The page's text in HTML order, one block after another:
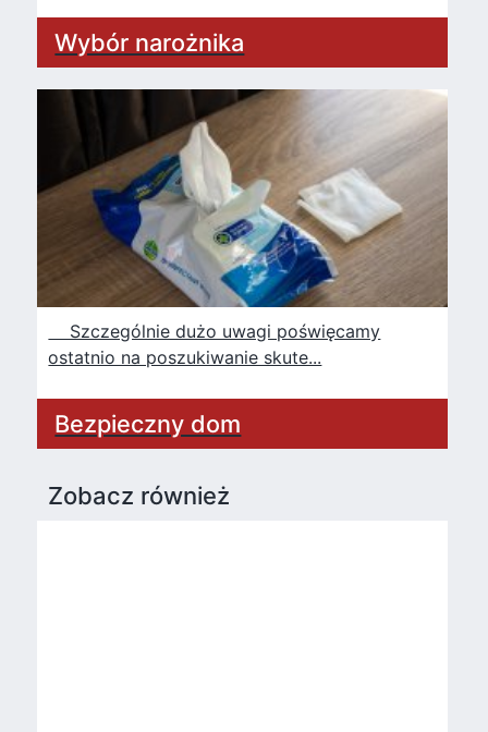
Wybór narożnika
Szczególnie dużo uwagi poświęcamy
ostatnio na poszukiwanie skute...
Bezpieczny dom
Zobacz również